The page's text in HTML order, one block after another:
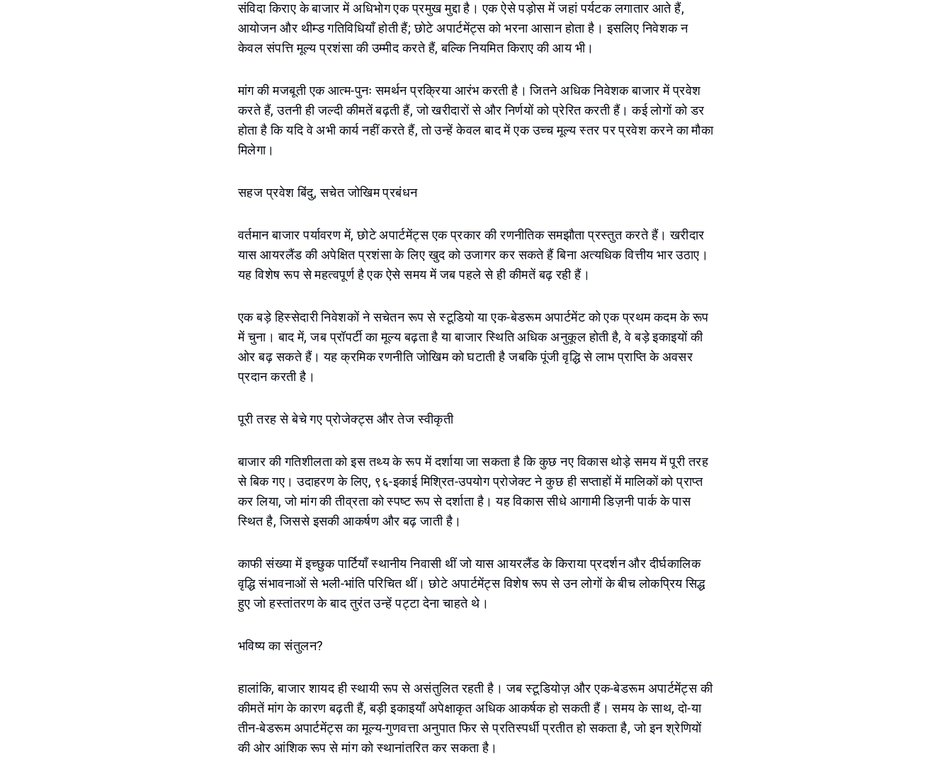
संविदा किराए के बाजार में अधिभोग एक प्रमुख मुद्दा है। एक ऐसे पड़ोस में जहां पर्यटक लगातार आते हैं,
आयोजन और थीम्ड गतिविधियाँ होती हैं; छोटे अपार्टमेंट्स को भरना आसान होता है। इसलिए निवेशक न
केवल संपत्ति मूल्य प्रशंसा की उम्मीद करते हैं, बल्कि नियमित किराए की आय भी।
मांग की मजबूती एक आत्म-पुनः समर्थन प्रक्रिया आरंभ करती है। जितने अधिक निवेशक बाजार में प्रवेश
करते हैं, उतनी ही जल्दी कीमतें बढ़ती हैं, जो खरीदारों से और निर्णयों को प्रेरित करती हैं। कई लोगों को डर
होता है कि यदि वे अभी कार्य नहीं करते हैं, तो उन्हें केवल बाद में एक उच्च मूल्य स्तर पर प्रवेश करने का मौका
मिलेगा।
सहज प्रवेश बिंदु, सचेत जोखिम प्रबंधन
वर्तमान बाजार पर्यावरण में, छोटे अपार्टमेंट्स एक प्रकार की रणनीतिक समझौता प्रस्तुत करते हैं। खरीदार
यास आयरलैंड की अपेक्षित प्रशंसा के लिए खुद को उजागर कर सकते हैं बिना अत्यधिक वित्तीय भार उठाए।
यह विशेष रूप से महत्वपूर्ण है एक ऐसे समय में जब पहले से ही कीमतें बढ़ रही हैं।
एक बड़े हिस्सेदारी निवेशकों ने सचेतन रूप से स्टूडियो या एक-बेडरूम अपार्टमेंट को एक प्रथम कदम के रूप
में चुना। बाद में, जब प्रॉपर्टी का मूल्य बढ़ता है या बाजार स्थिति अधिक अनुकूल होती है, वे बड़े इकाइयों की
ओर बढ़ सकते हैं। यह क्रमिक रणनीति जोखिम को घटाती है जबकि पूंजी वृद्धि से लाभ प्राप्ति के अवसर
प्रदान करती है।
पूरी तरह से बेचे गए प्रोजेक्ट्स और तेज स्वीकृती
बाजार की गतिशीलता को इस तथ्य के रूप में दर्शाया जा सकता है कि कुछ नए विकास थोड़े समय में पूरी तरह
से बिक गए। उदाहरण के लिए, ९६-इकाई मिश्रित-उपयोग प्रोजेक्ट ने कुछ ही सप्ताहों में मालिकों को प्राप्त
कर लिया, जो मांग की तीव्रता को स्पष्ट रूप से दर्शाता है। यह विकास सीधे आगामी डिज़नी पार्क के पास
स्थित है, जिससे इसकी आकर्षण और बढ़ जाती है।
काफी संख्या में इच्छुक पार्टियाँ स्थानीय निवासी थीं जो यास आयरलैंड के किराया प्रदर्शन और दीर्घकालिक
वृद्धि संभावनाओं से भली-भांति परिचित थीं। छोटे अपार्टमेंट्स विशेष रूप से उन लोगों के बीच लोकप्रिय सिद्ध
हुए जो हस्तांतरण के बाद तुरंत उन्हें पट्टा देना चाहते थे।
भविष्य का संतुलन?
हालांकि, बाजार शायद ही स्थायी रूप से असंतुलित रहती है। जब स्टूडियोज़ और एक-बेडरूम अपार्टमेंट्स की
कीमतें मांग के कारण बढ़ती हैं, बड़ी इकाइयाँ अपेक्षाकृत अधिक आकर्षक हो सकती हैं। समय के साथ, दो-या
तीन-बेडरूम अपार्टमेंट्स का मूल्य-गुणवत्ता अनुपात फिर से प्रतिस्पर्धी प्रतीत हो सकता है, जो इन श्रेणियों
की ओर आंशिक रूप से मांग को स्थानांतरित कर सकता है।